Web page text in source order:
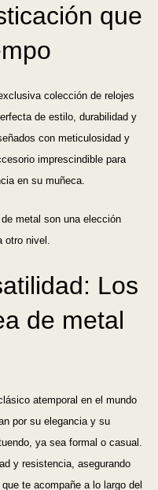
que
colección de relojes
de estilo, durabilidad y
con meticulosidad y
imprescindible para
en su muñeca.
metal son una elección
otro nivel.
Los
de metal
atemporal en el mundo
por su elegancia y su
ya sea formal o casual.
y resistencia, asegurando
te acompañe a lo largo del